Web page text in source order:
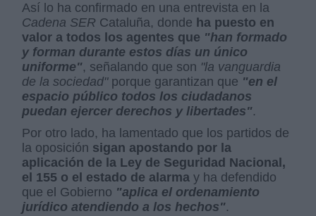
Así lo ha confirmado en una entrevista en la
Cadena SER Cataluña, donde ha puesto en
valor a todos los agentes que "han formado
y forman durante estos días un único
uniforme", señalando que son "la vanguardia
de la sociedad"porque garantizan que "en el
espacio público todos los ciudadanos
puedan ejercer derechos y libertades".
Por otro lado, ha lamentado que los partidos de
la oposición sigan apostando por la
aplicación de la Ley de Seguridad Nacional,
el 155 o el estado de alarma y ha defendido
que el Gobierno "aplica el ordenamiento
jurídico atendiendo a los hechos".